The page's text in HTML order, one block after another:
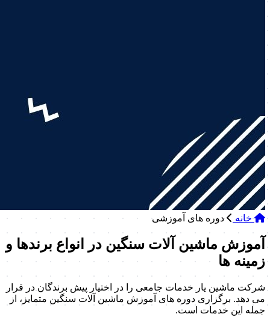
خانه دوره های آموزشی
آموزش ماشین آلات سنگین در انواع برندها و
زمینه ها
شرکت ماشین یار خدمات جامعی را در اختیار پیش برندگان در قرار
می دهد. برگزاری دوره های آموزش ماشین آلات سنگین متمایز، از
جمله این خدمات است.